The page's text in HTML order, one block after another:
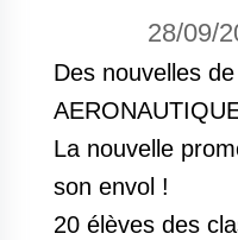
28/09/
Des nouvelles de
La nouvelle
son envol !
20 élèves des